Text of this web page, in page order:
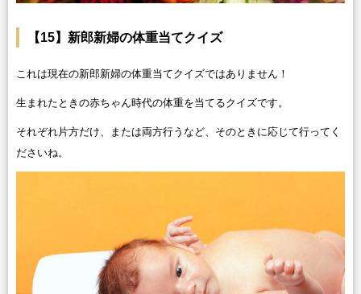
【15】新郎新婦の体重当てクイズ
これは現在の新郎新婦の体重当てクイズではありません！
生まれたときの赤ちゃん時代の体重を当てるクイズです。
それぞれ片方だけ、または両方行うなど、そのときに応じて行ってく
ださいね。